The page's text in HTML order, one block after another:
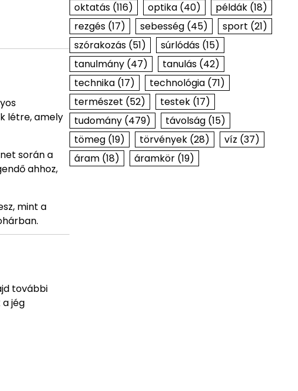
létre, amely
során a
ahhoz,
mint a
további
a jég
oktatás(116) optika(40) példák(18)
rezgés(17) sebesség(45) sport (21)
szórakozás(51) súrlódás(15)
tanulmány(47) tanulás(42)
technika(17) technológia(71)
természet (52) testek(17)
tudomány(479) távolság(15)
tömeg(19) törvények(28) víz (37)
áram(18) áramkör(19)